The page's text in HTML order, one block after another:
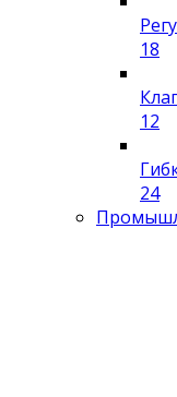
18
12
24